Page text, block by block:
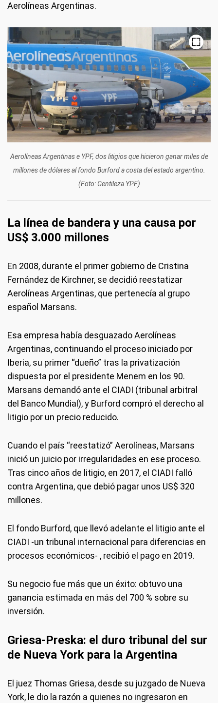
Aerolíneas Argentinas.
Aerolíneas Argentinas e YPF, dos litigios que hicieron ganar miles de
millones de dólares al fondo Burford a costa del estado argentino.
(Foto: Gentileza YPF)
La línea de bandera y una causa por
US$ 3.000 millones
En 2008, durante el primer gobierno de Cristina
Fernández de Kirchner, se decidió reestatizar
Aerolíneas Argentinas, que pertenecía al grupo
español Marsans.
Esa empresa había desguazado Aerolíneas
Argentinas, continuando el proceso iniciado por
Iberia, su primer “dueño” tras la privatización
dispuesta por el presidente Menem en los 90.
Marsans demandó ante el CIADI (tribunal arbitral
del Banco Mundial), y Burford compró el derecho al
litigio por un precio reducido.
Cuando el país “reestatizó” Aerolíneas, Marsans
inició un juicio por irregularidades en ese proceso.
Tras cinco años de litigio, en 2017, el CIADI falló
contra Argentina, que debió pagar unos US$ 320
millones.
El fondo Burford, que llevó adelante el litigio ante el
CIADI -un tribunal internacional para diferencias en
procesos económicos- , recibió el pago en 2019.
Su negocio fue más que un éxito: obtuvo una
ganancia estimada en más del 700 % sobre su
inversión.
Griesa-Preska: el duro tribunal del sur
de Nueva York para la Argentina
El juez Thomas Griesa, desde su juzgado de Nueva
York, le dio la razón a quienes no ingresaron en